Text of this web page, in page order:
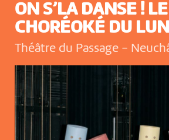
ON S’LA DANSE ! LE
CHORÉOKÉ DU
Théâtre du Passage -